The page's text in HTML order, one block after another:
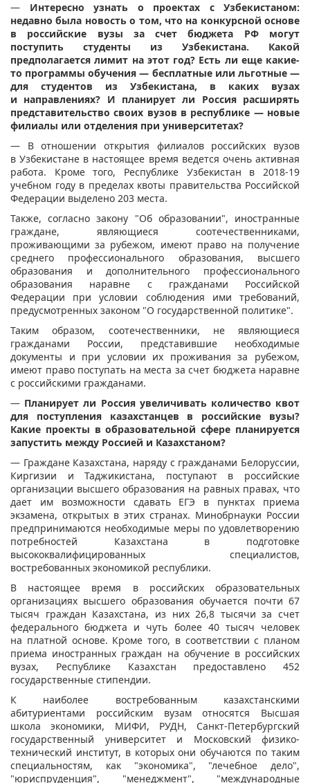
— Интересно узнать о проектах с Узбекистаном:
недавно была новость о том, что на конкурсной основе
в российские вузы за счет бюджета РФ могут
поступить студенты из Узбекистана. Какой
предполагается лимит на этот год? Есть ли еще какие-
то программы обучения — бесплатные или льготные —
для студентов из Узбекистана, в каких вузах
и направлениях? И планирует ли Россия расширять
представительство своих вузов в республике — новые
филиалы или отделения при университетах?
— В отношении открытия филиалов российских вузов
в Узбекистане в настоящее время ведется очень активная
работа. Кроме того, Республике Узбекистан в 2018-19
учебном году в пределах квоты правительства Российской
Федерации выделено 203 места.
Также, согласно закону "Об образовании", иностранные
граждане, являющиеся соотечественниками,
проживающими за рубежом, имеют право на получение
среднего профессионального образования, высшего
образования и дополнительного профессионального
образования наравне с гражданами Российской
Федерации при условии соблюдения ими требований,
предусмотренных законом "О государственной политике".
Таким образом, соотечественники, не являющиеся
гражданами России, представившие необходимые
документы и при условии их проживания за рубежом,
имеют право поступать на места за счет бюджета наравне
с российскими гражданами.
— Планирует ли Россия увеличивать количество квот
для поступления казахстанцев в российские вузы?
Какие проекты в образовательной сфере планируется
запустить между Россией и Казахстаном?
— Граждане Казахстана, наряду с гражданами Белоруссии,
Киргизии и Таджикистана, поступают в российские
организации высшего образования на равных правах, что
дает им возможности сдавать ЕГЭ в пунктах приема
экзамена, открытых в этих странах. Минобрнауки России
предпринимаются необходимые меры по удовлетворению
потребностей Казахстана в подготовке
высококвалифицированных специалистов,
востребованных экономикой республики.
В настоящее время в российских образовательных
организациях высшего образования обучается почти 67
тысяч граждан Казахстана, из них 26,8 тысячи за счет
федерального бюджета и чуть более 40 тысяч человек
на платной основе. Кроме того, в соответствии с планом
приема иностранных граждан на обучение в российских
вузах, Республике Казахстан предоставлено 452
государственные стипендии.
К наиболее востребованным казахстанскими
абитуриентами российским вузам относятся Высшая
школа экономики, МИФИ, РУДН, Санкт-Петербургский
государственный университет и Московский физико-
технический институт, в которых они обучаются по таким
специальностям, как "экономика", "лечебное дело",
"юриспруденция", "менеджмент", "международные